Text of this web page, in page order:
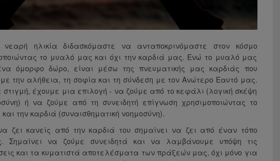
νεαρή ηλικία διδασκόμαστε να ανταποκρινόμαστε στον κόσμο
το μυαλό μας και όχι την καρδιά μας. Ενώ το μυαλό μας
όμορφο δώρο, είναι μέσω της πνευματικής μας καρδιάς που
την αλήθεια, τη σοφία και τη σύνδεση με τον Ανώτερο Εαυτό μας.
στιγμή, έχουμε μια επιλογή - να ζούμε από το κεφάλι (λογική σκέψη
ή να ζούμε από τη συνειδητή επίγνωση χρησιμοποιώντας το
την καρδιά (συναισθηματική νοημοσύνη).
ζει κανείς από την καρδιά του σημαίνει να ζει από έναν τόπο
Σημαίνει να ζούμε συνειδητά και να λαμβάνουμε υπόψη τις
και τα κυματιστά αποτελέσματα των πράξεών μας, όχι μόνο για